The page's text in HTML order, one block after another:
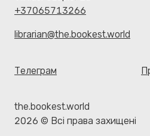
+37065713266
librarian@the.bookest.world
Телеграм
the.bookest.world
2026 © Всі права захищені